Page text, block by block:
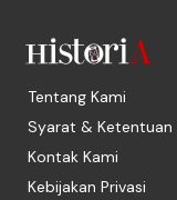
Tentang Kami
Syarat & Ketentuan
Kontak Kami
Kebijakan Privasi